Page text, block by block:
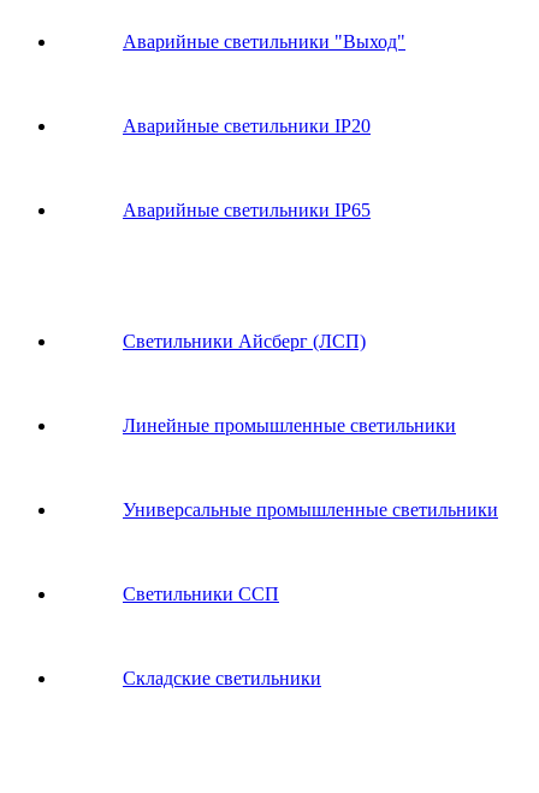
Аварийные светильники "Выход"
Аварийные светильники IP20
Аварийные светильники IP65
Светильники Айсберг (ЛСП)
Линейные промышленные светильники
Универсальные промышленные светильники
Светильники ССП
Складские светильники